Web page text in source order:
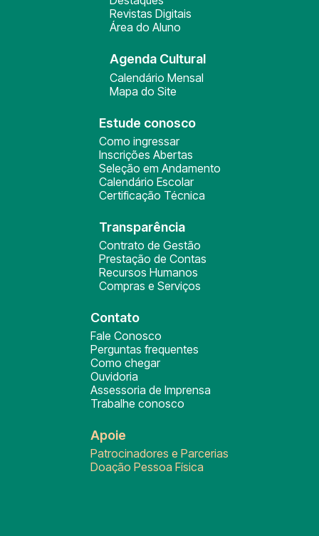
Revistas Digitais
Área do Aluno
Agenda Cultural
Calendário Mensal
Mapa do Site
Estude conosco
Como ingressar
Inscrições Abertas
Seleção em Andamento
Calendário Escolar
Certificação Técnica
Transparência
Contrato de Gestão
Prestação de Contas
Recursos Humanos
Compras e Serviços
Contato
Fale Conosco
Perguntas frequentes
Como chegar
Ouvidoria
Assessoria de Imprensa
Trabalhe conosco
Apoie
Patrocinadores e Parcerias
Doação Pessoa Física